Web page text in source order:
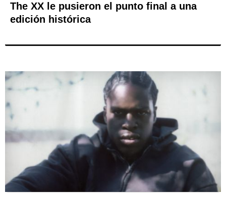
The XX le pusieron el punto final a una
edición histórica